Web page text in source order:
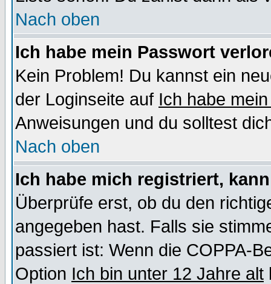
Nach oben
Ich habe mein Passwort
Kein Problem! Du kannst ein
der Loginseite auf Ich habe
Anweisungen und du solltest
Nach oben
Ich habe mich registriert,
Überprüfe erst, ob du den
angegeben hast. Falls sie
passiert ist: Wenn die COPPA-
Option Ich bin unter 12 Jahre alt